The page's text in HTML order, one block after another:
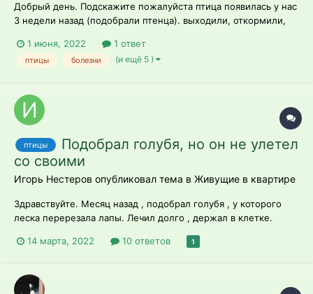
Добрый день. Подскажите пожалуйста птица появилась у нас
3 недели назад (подобрали птенца). выходили, откормили,
летать, общаться. В общем, по поведению проблем нет. Но
вот недавно начал то ли чихать, то ли кашлять. Иногда
1 июня, 2022 1 ответ
птицы болезни (и ещё 5 )
птицы
Подобрал голубя, но он не улетел
со своими
Игорь Нестеров опубликовал тема в Живущие в квартире
Здравствуйте. Месяц назад , подобрал голубя , у которого
леска перерезала лапы. Лечил долго , держал в клетке.
но он не улетел со своими , весь день до темна просидел на
Он теперь н...
14 марта, 2022 10 ответов 1